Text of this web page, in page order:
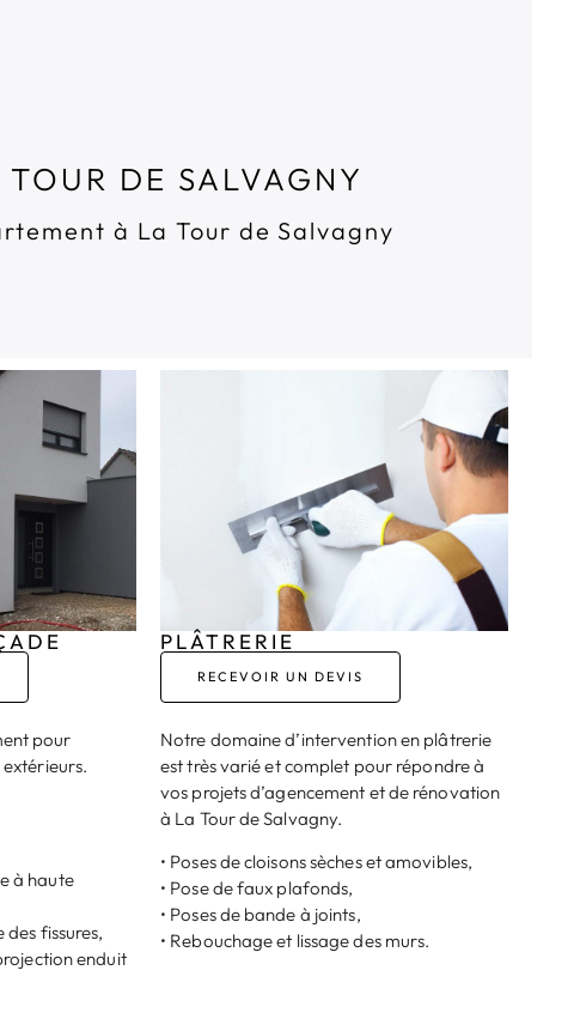
DE SALVAGNY
à La Tour de Salvagny
pour
à haute
fissures,
enduit
PLÂTRERIE
RECEVOIR UN DEVIS
Notre domaine d’intervention en plâtrerie
est très varié et complet pour répondre à
vos projets d’agencement et de rénovation
à La Tour de Salvagny.
• Poses de cloisons sèches et amovibles,
• Pose de faux plafonds,
• Poses de bande à joints,
• Rebouchage et lissage des murs.